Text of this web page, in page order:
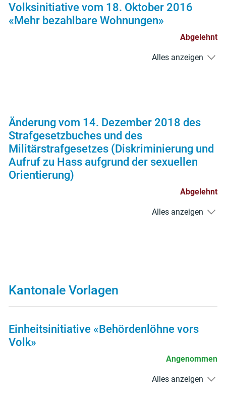
Volksinitiative vom 18. Oktober 2016
«Mehr bezahlbare Wohnungen»
Abgelehnt
Alles anzeigen
Änderung vom 14. Dezember 2018 des
Strafgesetzbuches und des
Militärstrafgesetzes (Diskriminierung und
Aufruf zu Hass aufgrund der sexuellen
Orientierung)
Abgelehnt
Alles anzeigen
Kantonale Vorlagen
Einheitsinitiative «Behördenlöhne vors
Volk»
Angenommen
Alles anzeigen